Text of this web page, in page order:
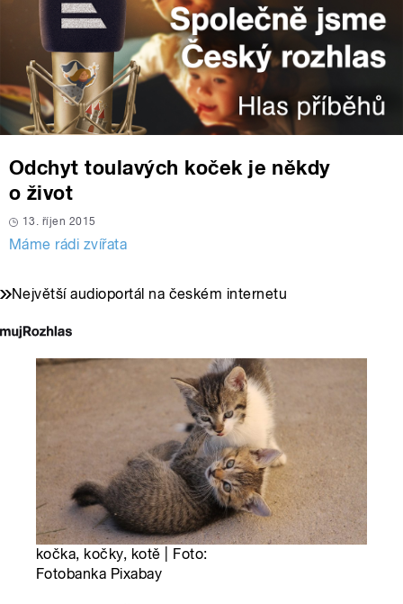
Odchyt toulavých koček je někdy
o život
13. říjen 2015
Máme rádi zvířata
Největší audioportál na českém internetu
kočka, kočky, kotě | Foto:
Fotobanka Pixabay